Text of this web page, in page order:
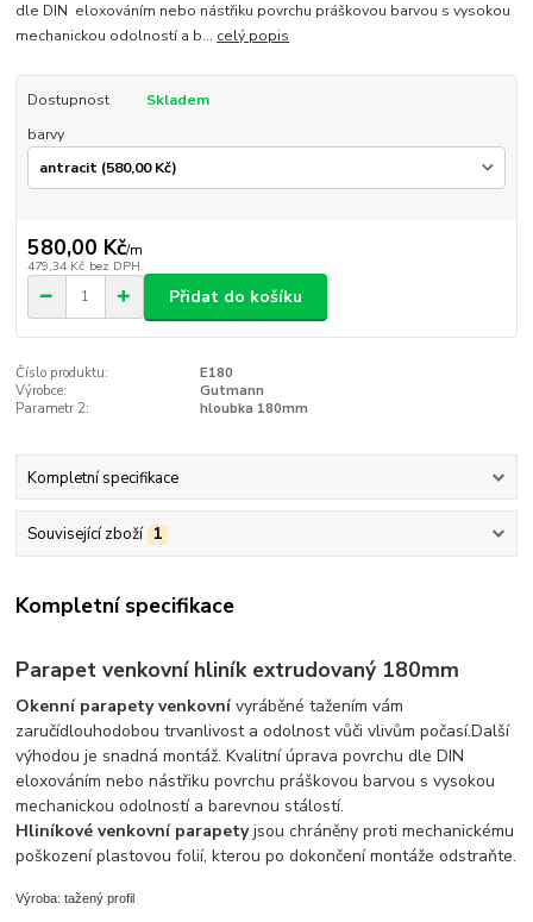
dle DIN eloxováním nebo nástřiku povrchu práškovou barvou s vysokou
mechanickou odolností a b... celý popis
Dostupnost
Skladem
barvy
580,00 Kč/m
479,34 Kč bez DPH
Přidat do košíku
Číslo produktu:
E180
Výrobce:
Gutmann
Parametr 2:
hloubka 180mm
Kompletní specifikace
Související zboží 1
Kompletní specifikace
Parapet venkovní hliník extrudovaný 180mm
Okenní parapety venkovnívyráběné tažením vám
zaručídlouhodobou trvanlivost a odolnost vůči vlivům počasí.Další
výhodou je snadná montáž. Kvalitní úprava povrchu dle DIN
eloxováním nebo nástřiku povrchu práškovou barvou s vysokou
mechanickou odolností a barevnou stálostí.
Hliníkové venkovní parapetyjsou chráněny proti mechanickému
poškození plastovou folií, kterou po dokončení montáže odstraňte.
Výroba: tažený profil